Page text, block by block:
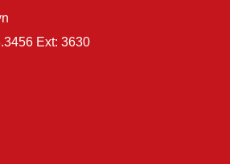
Ext: 3630